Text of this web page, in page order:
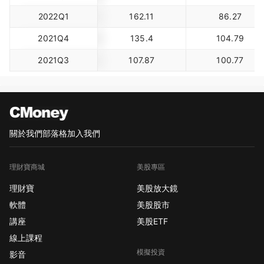
2022Q1 162.11 86.27
2021Q4 135.4 104.79
2021Q3 107.87 100.77
關於我們部落格加入我們
理財寶商城
理財寶
軟體
講座
線上課程
影音
美股專區
美股放大鏡
美股股市
美股ETF
模擬投資